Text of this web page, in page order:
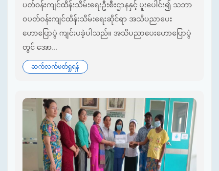
ပတ်ဝန်းကျင်ထိန်းသိမ်းရေးဦးစီးဌာနနှင့် ပူးပေါင်း၍ သဘာ
ဝပတ်ဝန်းကျင်ထိန်းသိမ်းရေးဆိုင်ရာ အသိပညာပေး
ဟောပြောပွဲ ကျင်းပခဲ့ပါသည်။ အသိပညာပေးဟောပြောပွဲ
တွင် အော...
ဆက်လက်ဖတ်ရှုရန်